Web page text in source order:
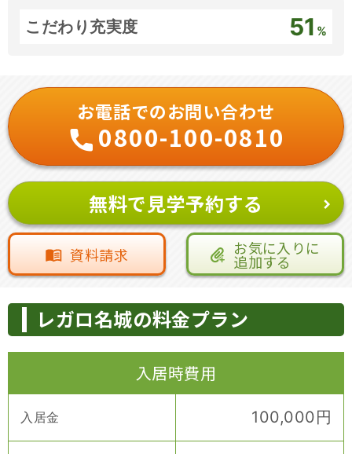
こだわり充実度 51 %
お電話でのお問い合わせ
0800-100-0810
無料で見学予約する
資料請求 お気に入りに
追加する
レガロ名城の料金プラン
入居時費用
入居金 100,000円